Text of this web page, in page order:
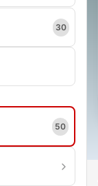
30
50